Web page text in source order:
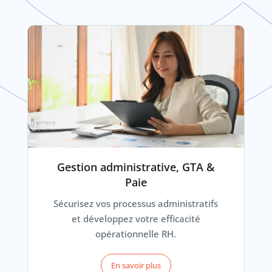
Gestion administrative, GTA &
Paie
Sécurisez vos processus administratifs
et développez votre efficacité
opérationnelle RH.
En savoir plus